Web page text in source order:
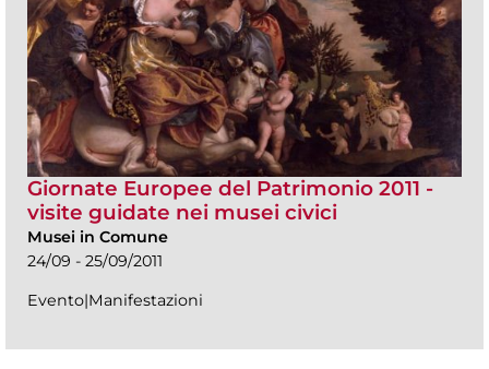
Giornate Europee del Patrimonio 2011 -
visite guidate nei musei civici
Musei in Comune
24/09 - 25/09/2011
Evento|Manifestazioni